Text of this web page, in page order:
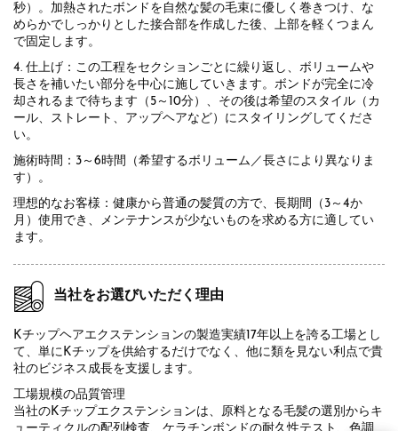
秒）。加熱されたボンドを自然な髪の毛束に優しく巻きつけ、な
めらかでしっかりとした接合部を作成した後、上部を軽くつまん
で固定します。
4. 仕上げ：この工程をセクションごとに繰り返し、ボリュームや
長さを補いたい部分を中心に施していきます。ボンドが完全に冷
却されるまで待ちます（5～10分）、その後は希望のスタイル（カ
ール、ストレート、アップヘアなど）にスタイリングしてくださ
い。
施術時間：3～6時間（希望するボリューム／長さにより異なりま
す）。
理想的なお客様：健康から普通の髪質の方で、長期間（3～4か
月）使用でき、メンテナンスが少ないものを求める方に適してい
ます。
当社をお選びいただく理由
Kチップヘアエクステンションの製造実績17年以上を誇る工場とし
て、単にKチップを供給するだけでなく、他に類を見ない利点で貴
社のビジネス成長を支援します。
工場規模の品質管理
当社のKチップエクステンションは、原料となる毛髪の選別からキ